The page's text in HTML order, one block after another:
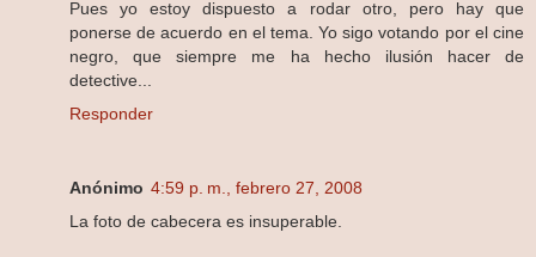
Pues yo estoy dispuesto a rodar otro, pero hay que
ponerse de acuerdo en el tema. Yo sigo votando por el cine
negro, que siempre me ha hecho ilusión hacer de
detective...
Responder
Anónimo 4:59 p. m., febrero 27, 2008
La foto de cabecera es insuperable.